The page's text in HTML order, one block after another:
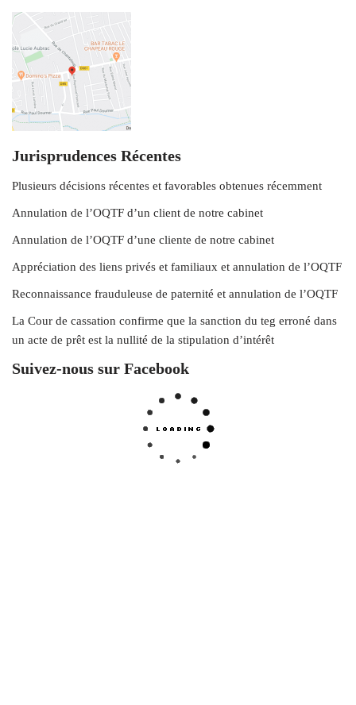
Jurisprudences Récentes
Plusieurs décisions récentes et favorables obtenues récemment
Annulation de l’OQTF d’un client de notre cabinet
Annulation de l’OQTF d’une cliente de notre cabinet
Appréciation des liens privés et familiaux et annulation de l’OQTF
Reconnaissance frauduleuse de paternité et annulation de l’OQTF
La Cour de cassation confirme que la sanction du teg erroné dans
un acte de prêt est la nullité de la stipulation d’intérêt
Suivez-nous sur Facebook